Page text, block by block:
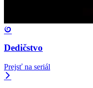
Dedičstvo
Prejsť na seriál